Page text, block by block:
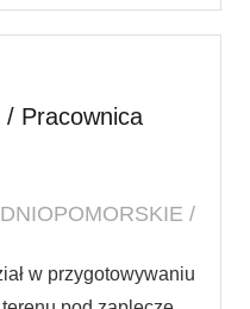
/ Pracownica
/
w przygotowywaniu